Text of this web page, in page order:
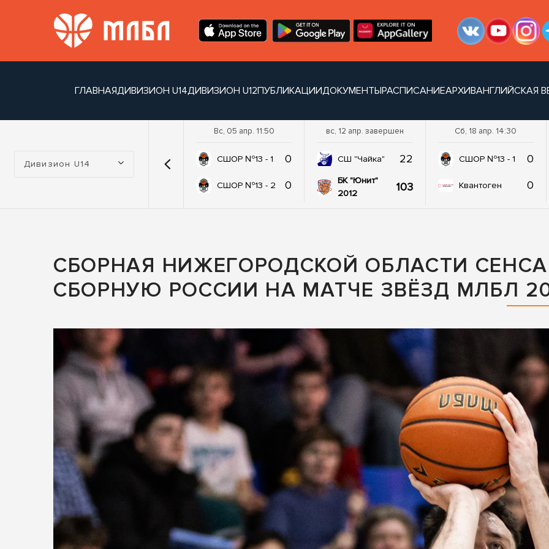
ГЛАВНАЯДИВИЗИОН U14ДИВИЗИОН U12ПУБЛИКАЦИИДОКУМЕНТЫРАСПИСАНИЕАРХИВАНГЛИЙСКАЯ
Турнир:
Дивизион U14
Вс, 05 апр. 11:50
СШОР №13 - 1 0
СШОР №13 - 2 0
вс, 12 апр. завершен
СШ "Чайка" 22
БК "Юнит"
2012
103
Сб, 18 апр. 14:30
СШОР №13 - 1 0
Квантоген 0
СБОРНАЯ НИЖЕГОРОДСКОЙ ОБЛАСТИ
СБОРНУЮ РОССИИ НА МАТЧЕ ЗВЁЗД МЛБЛ